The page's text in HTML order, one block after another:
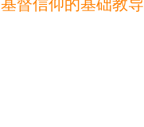
基督信仰的基础教导